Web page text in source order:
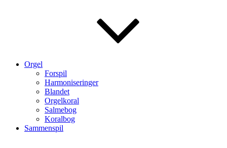
Orgel
Forspil
Harmoniseringer
Blandet
Orgelkoral
Salmebog
Koralbog
Sammenspil